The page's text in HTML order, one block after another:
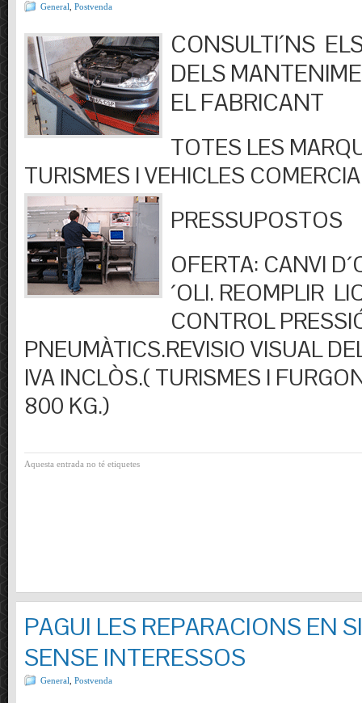
General Postvenda
CONSULTI´NS
DELS
EL FABRICANT
TOTES LES
TURISMES I VEHICLES
PRESSUPOSTOS
OFERTA: CANVI
´OLI. REOMPLIR
CONTROL
PNEUMÀTICS.REVISIO VISUAL
IVA INCLÒS.( TURISMES I
800 KG.)
Aquesta entrada no té etiquetes
PAGUI LES REPARACIONS EN
SENSE INTERESSOS
General Postvenda